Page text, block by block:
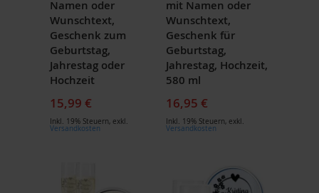
Namen oder
Wunschtext,
Geschenk zum
Geburtstag,
Jahrestag oder
Hochzeit
15,99 €
Inkl. 19% Steuern, exkl.
Versandkosten
mit Namen oder
Wunschtext,
Geschenk für
Geburtstag,
Jahrestag, Hochzeit,
580 ml
16,95 €
Inkl. 19% Steuern, exkl.
Versandkosten